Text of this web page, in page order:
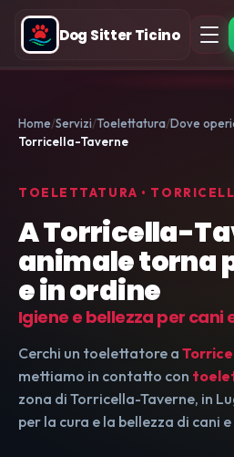
Dog Sitter Ticino
Home Servizi Toelettatura Dove
Torricella-Taverne
TOELETTATURA •
A Torricella-
animale torna
e in ordine
Igiene e bellezza per cani
Cerchi un toelettatore a
mettiamo in contatto con
zona di Torricella-Taverne, in
per la cura e la bellezza di cani